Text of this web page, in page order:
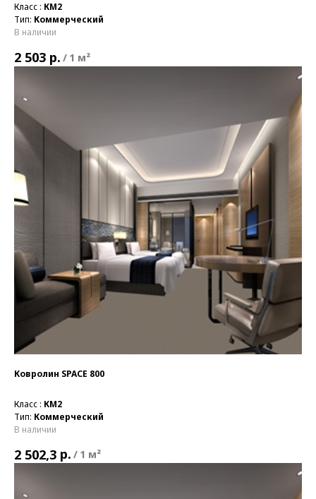
Класс : КМ2
Тип: Коммерческий
В наличии
2 503 р. / 1 м²
Ковролин SPACE 800
Класс : КМ2
Тип: Коммерческий
В наличии
2 502,3 р. / 1 м²